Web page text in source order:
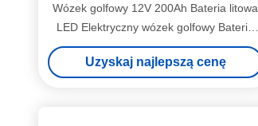
Wózek golfowy 12V 200Ah Bateria litowa
LED Elektryczny wózek golfowy Bateria
litowa
Uzyskaj najlepszą cenę